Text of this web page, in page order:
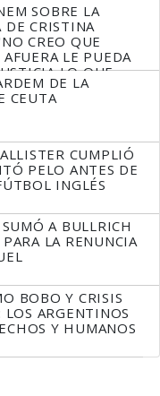
SOBRE LA
DE CRISTINA
CREO QUE
LE PUEDA
LO QUE
DE LA
CEUTA
CUMPLIÓ
PELO ANTES DE
INGLÉS
A BULLRICH
LA RENUNCIA
BOBO Y CRISIS
LOS ARGENTINOS
Y HUMANOS